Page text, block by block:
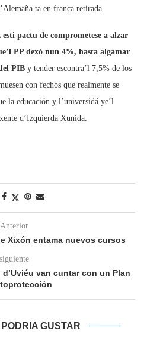
ta en franca retirada.
pactu de comprometese a alzar
PP dexó nun 4%, hasta algamar
PIB y tender escontra’l 7,5% de los
con fechos que realmente se
la educación y l’universidá ye’l
d’Izquierda Xunida.
Anterior
Xixón entama nuevos cursos
siguiente
van cuntar con un Plan
GUSTAR